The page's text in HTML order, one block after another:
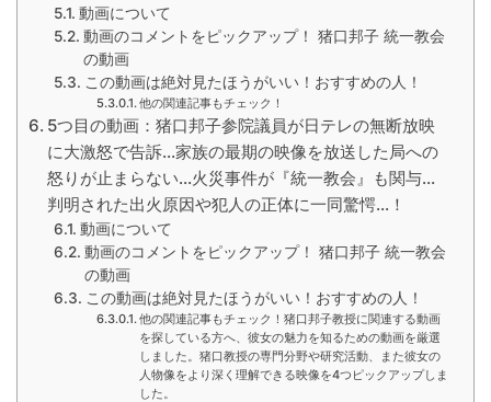
動画について
動画のコメントをピックアップ！ 猪口邦子 統一教会
の動画
この動画は絶対見たほうがいい！おすすめの人！
他の関連記事もチェック！
5つ目の動画：猪口邦子参院議員が日テレの無断放映
に大激怒で告訴...家族の最期の映像を放送した局への
怒りが止まらない...火災事件が『統一教会』も関与...
判明された出火原因や犯人の正体に一同驚愕...！
動画について
動画のコメントをピックアップ！ 猪口邦子 統一教会
の動画
この動画は絶対見たほうがいい！おすすめの人！
他の関連記事もチェック！猪口邦子教授に関連する動画
を探している方へ、彼女の魅力を知るための動画を厳選
しました。猪口教授の専門分野や研究活動、また彼女の
人物像をより深く理解できる映像を4つピックアップしま
した。